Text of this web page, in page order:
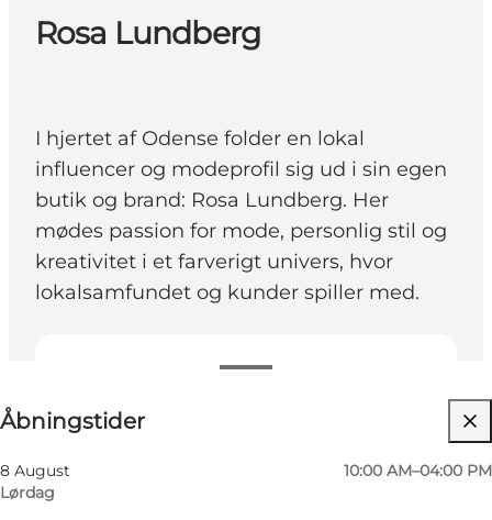
Overnatning
Book lokale oplevelser
Rosa Lundberg
I hjertet af Odense folder en lokal
influencer og modeprofil sig ud i sin egen
butik og brand: Rosa Lundberg. Her
mødes passion for mode, personlig stil og
kreativitet i et farverigt univers, hvor
lokalsamfundet og kunder spiller med.
Åbningstider
8 August
Lørdag
10:00 AM–04:00 PM
Besøg hjemmeside